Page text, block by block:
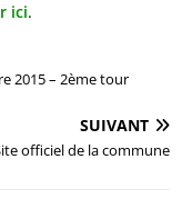
ici.
2015 – 2ème tour
SUIVANT
officiel de la commune